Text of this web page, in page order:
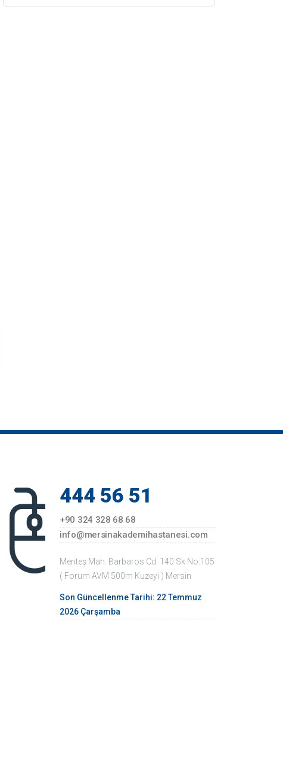
444 56 51
+90 324 328 68 68
info@mersinakademihastanesi.com
Menteş Mah. Barbaros Cd. 140.Sk No:105
( Forum AVM 500m Kuzeyi ) Mersin
Son Güncellenme Tarihi: 22 Temmuz
2026 Çarşamba